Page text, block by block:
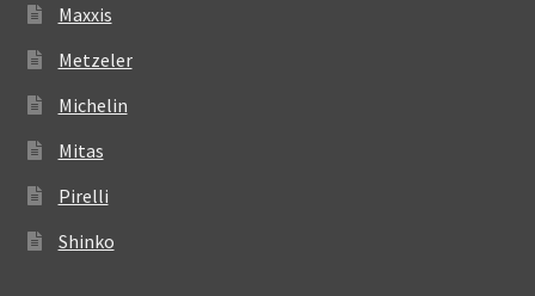
Maxxis
Metzeler
Michelin
Mitas
Pirelli
Shinko